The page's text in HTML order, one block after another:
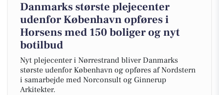
Danmarks største plejecenter
udenfor København opføres i
Horsens med 150 boliger og nyt
botilbud
Nyt plejecenter i Nørrestrand bliver Danmarks
største udenfor København og opføres af Nordstern
i samarbejde med Norconsult og Ginnerup
Arkitekter.